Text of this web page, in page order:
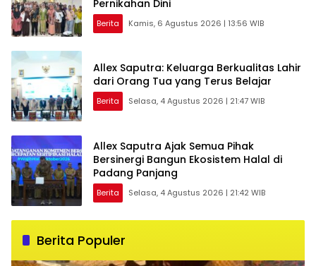
Pernikahan Dini
Berita Kamis, 6 Agustus 2026 | 13:56 WIB
Allex Saputra: Keluarga Berkualitas Lahir
dari Orang Tua yang Terus Belajar
Berita Selasa, 4 Agustus 2026 | 21:47 WIB
Allex Saputra Ajak Semua Pihak
Bersinergi Bangun Ekosistem Halal di
Padang Panjang
Berita Selasa, 4 Agustus 2026 | 21:42 WIB
Berita Populer